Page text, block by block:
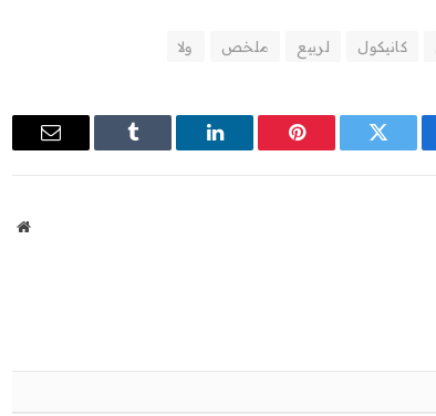
كانيكول لربيع ملخص ولا
تويتر بينتيريستلينكدإن Tumblr
البريد